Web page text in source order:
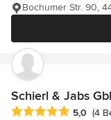
Bochumer Str. 90,
Schierl & Jabs
Durchschnittliche
5,0 (4